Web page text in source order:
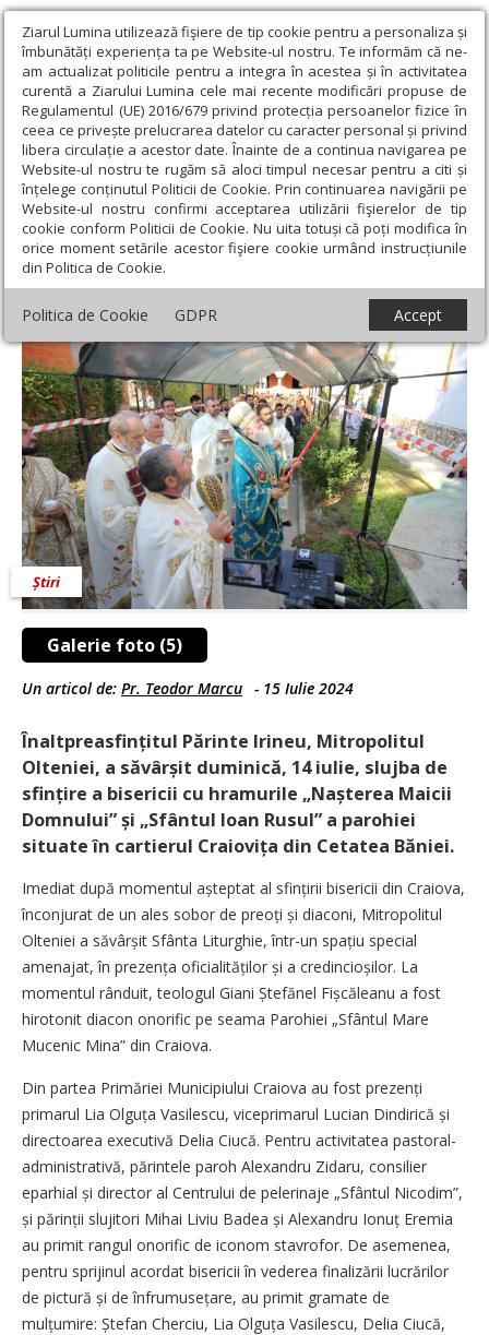
Ziarul Lumina utilizează fişiere de tip cookie pentru a personaliza și
îmbunătăți experiența ta pe Website-ul nostru. Te informăm că ne-
am actualizat politicile pentru a integra în acestea și în activitatea
curentă a Ziarului Lumina cele mai recente modificări propuse de
Regulamentul (UE) 2016/679 privind protecția persoanelor fizice în
ceea ce privește prelucrarea datelor cu caracter personal și privind
libera circulație a acestor date. Înainte de a continua navigarea pe
Website-ul nostru te rugăm să aloci timpul necesar pentru a citi și
înțelege conținutul Politicii de Cookie. Prin continuarea navigării pe
Website-ul nostru confirmi acceptarea utilizării fişierelor de tip
cookie conform Politicii de Cookie. Nu uita totuși că poți modifica în
orice moment setările acestor fişiere cookie urmând instrucțiunile
din Politica de Cookie.
Politica de Cookie GDPR Accept
Ziarul Lumina › Actualitate religioasă › Știri › Sfințirea bisericii
Parohiei „Nașterea Maicii Domnului”-Craiovița
Sfințirea bisericii Parohiei „Nașterea Maicii
Domnului”-Craiovița
Galerie foto (5)
Știri
Un articol de: Pr. Teodor Marcu - 15 Iulie 2024
Înaltpreasfințitul Părinte Irineu, Mitropolitul
Olteniei, a săvârșit duminică, 14 iulie, slujba de
sfințire a bisericii cu hramurile „Nașterea Maicii
Domnului” și „Sfântul Ioan Rusul” a parohiei
situate în cartierul Craiovița din Cetatea Băniei.
Imediat după momentul așteptat al sfințirii bisericii din Craiova,
înconjurat de un ales sobor de preoți și diaconi, Mitropolitul
Olteniei a săvârșit Sfânta Liturghie, într-un spațiu special
amenajat, în prezența oficia­lităților și a credincioșilor. La
momentul rânduit, teologul Giani Ștefănel Fișcăleanu a fost
hirotonit diacon onorific pe seama Parohiei „Sfântul Mare
Mucenic Mina” din Craiova.
Din partea Primăriei Municipiului Craiova au fost prezenți
primarul Lia Olguța Vasilescu, viceprimarul Lucian Dindirică și
directoarea executivă Delia Ciucă. Pentru activitatea pastoral-
administrativă, părintele paroh Alexandru Zidaru, consilier
eparhial și director al Centrului de pelerinaje „Sfântul Nicodim”,
și părinții slujitori Mihai Liviu Badea și Alexandru Ionuț Eremia
au primit rangul onorific de iconom stavrofor. De asemenea,
pentru sprijinul acordat bisericii în vederea finalizării lucrărilor
de pictură și de înfrumusețare, au primit gramate de
mulțumire: Ștefan Cherciu, Lia Olguța Vasilescu, Delia Ciucă,